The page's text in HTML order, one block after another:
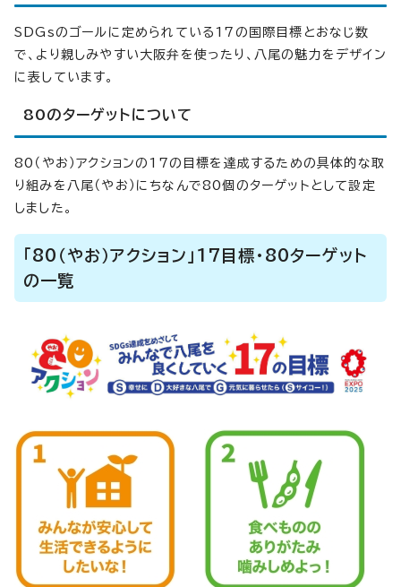
SDGsのゴールに定められている17の国際目標とおなじ数
で、より親しみやすい大阪弁を使ったり、八尾の魅力をデザイン
に表しています。
80のターゲットについて
80（やお）アクションの17の目標を達成するための具体的な取
り組みを八尾（やお）にちなんで80個のターゲットとして設定
しました。
「80（やお）アクション」17目標・80ターゲット
の一覧